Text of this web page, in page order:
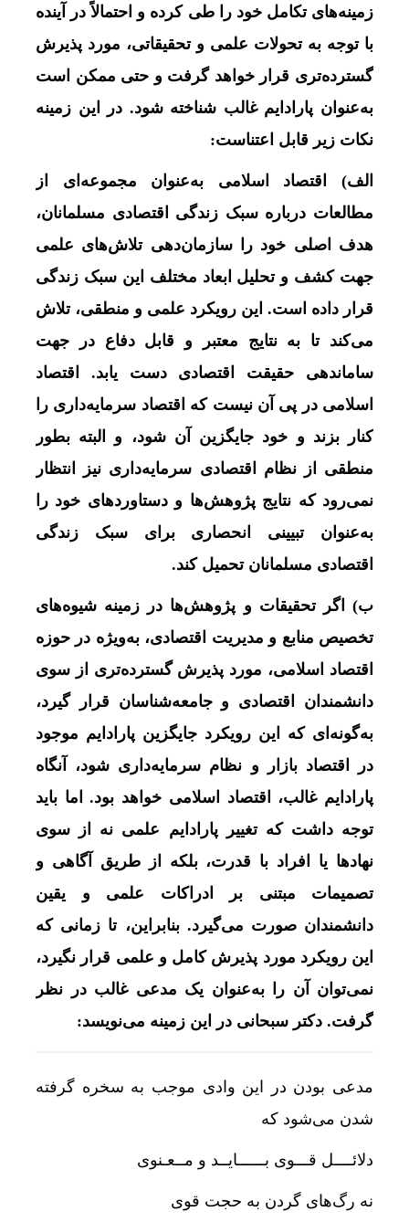
زمینه‌های تکامل خود را طی کرده و احتمالاً در آینده
با توجه به تحولات علمی و تحقیقاتی، مورد پذیرش
گسترده‌تری قرار خواهد گرفت و حتی ممکن است
به‌عنوان پارادایم غالب شناخته شود. در این زمینه
نکات زیر قابل اعتناست:
الف) اقتصاد اسلامی به‌عنوان مجموعه‌ای از
مطالعات درباره سبک زندگی اقتصادی مسلمانان،
هدف اصلی خود را سازمان‌دهی تلاش‌های علمی
جهت کشف و تحلیل ابعاد مختلف این سبک زندگی
قرار داده است. این رویکرد علمی و منطقی، تلاش
می‌کند تا به نتایج معتبر و قابل دفاع در جهت
ساماندهی حقیقت اقتصادی دست یابد. اقتصاد
اسلامی در پی آن نیست که اقتصاد سرمایه‌داری را
کنار بزند و خود جایگزین آن شود، و البته بطور
منطقی از نظام اقتصادی سرمایه‌داری نیز انتظار
نمی‌رود که نتایج پژوهش‌ها و دستاوردهای خود را
به‌عنوان تبیینی انحصاری برای سبک زندگی
اقتصادی مسلمانان تحمیل کند.
ب) اگر تحقیقات و پژوهش‌ها در زمینه شیوه‌های
تخصیص منابع و مدیریت اقتصادی، به‌ویژه در حوزه
اقتصاد اسلامی، مورد پذیرش گسترده‌تری از سوی
دانشمندان اقتصادی و جامعه‌شناسان قرار گیرد،
به‌گونه‌ای که این رویکرد جایگزین پارادایم موجود
در اقتصاد بازار و نظام سرمایه‌داری شود، آنگاه
پارادایم غالب، اقتصاد اسلامی خواهد بود. اما باید
توجه داشت که تغییر پارادایم علمی نه از سوی
نهادها یا افراد با قدرت، بلکه از طریق آگاهی و
تصمیمات مبتنی بر ادراکات علمی و یقین
دانشمندان صورت می‌گیرد. بنابراین، تا زمانی که
این رویکرد مورد پذیرش کامل و علمی قرار نگیرد،
نمی‌توان آن را به‌عنوان یک مدعی غالب در نظر
گرفت. دکتر سبحانی در این زمینه می‌نویسد:
مدعی بودن در این وادی موجب به سخره گرفته
شدن می‌‏شود که
دلائــــل قـــوی بــــــایــد و مــعـنوی
نه رگ‏‌های گردن به حجت قوی